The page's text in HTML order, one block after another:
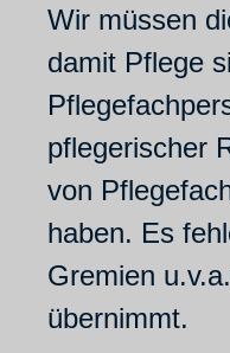
Wir müssen
damit Pflege
pflegerischer
von
haben. Es
Gremien
übernimmt.